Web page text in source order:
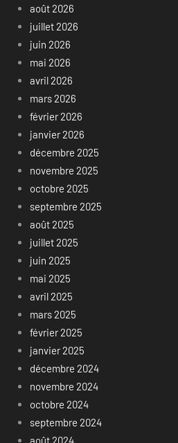
août 2026
juillet 2026
juin 2026
mai 2026
avril 2026
mars 2026
février 2026
janvier 2026
décembre 2025
novembre 2025
octobre 2025
septembre 2025
août 2025
juillet 2025
juin 2025
mai 2025
avril 2025
mars 2025
février 2025
janvier 2025
décembre 2024
novembre 2024
octobre 2024
septembre 2024
août 2024